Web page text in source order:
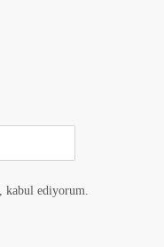
kabul ediyorum.